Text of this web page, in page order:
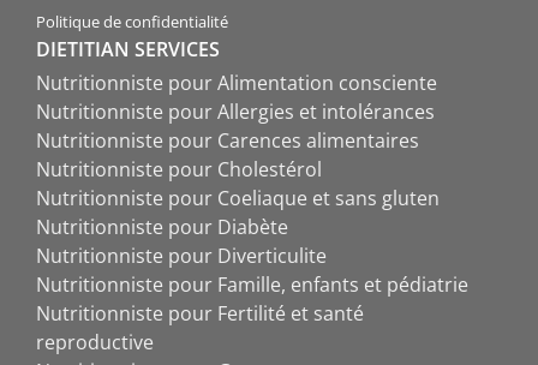
Politique de confidentialité
DIETITIAN SERVICES
Nutritionniste pour Alimentation consciente
Nutritionniste pour Allergies et intolérances
Nutritionniste pour Carences alimentaires
Nutritionniste pour Cholestérol
Nutritionniste pour Coeliaque et sans gluten
Nutritionniste pour Diabète
Nutritionniste pour Diverticulite
Nutritionniste pour Famille, enfants et pédiatrie
Nutritionniste pour Fertilité et santé
reproductive